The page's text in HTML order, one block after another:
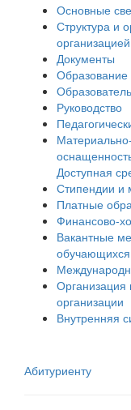
Основные
Структура и
организацией
Документы
Образование
Руководство
Доступная
Стипендии и
Платные
Финансово-
Вакантные
обучающихся
Организация
организации
Внутренняя
Абитуриенту